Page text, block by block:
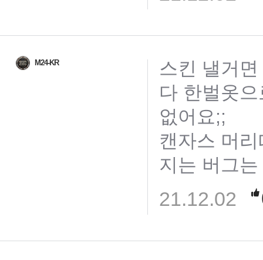
M24-KR
스킨 낼거
다 한벌옷
없어요;;
캔자스 머
지는 버그
21.12.02